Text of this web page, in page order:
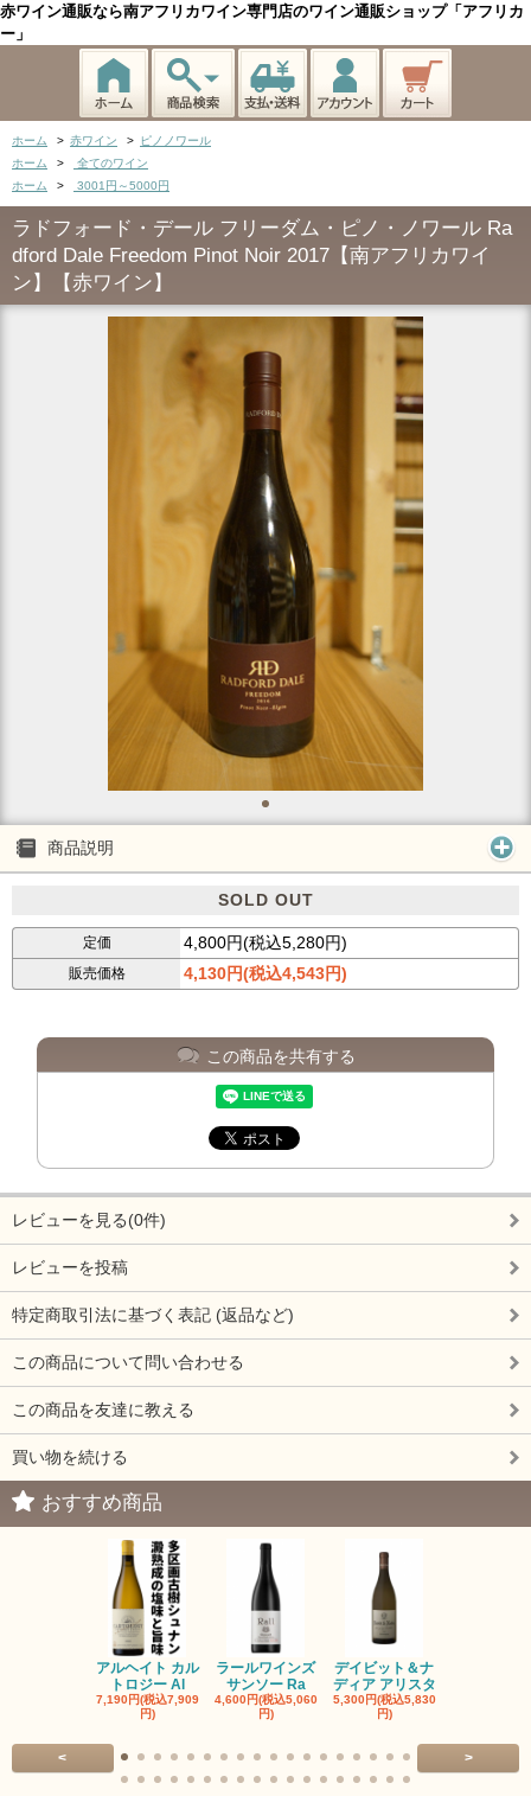
赤ワイン通販なら南アフリカワイン専門店のワイン通販ショップ「アフリカ
ー」
ホーム > 赤ワイン >
ピノノワール
ホーム
>
全てのワイン
ホーム
> 3001円～5000円
ラドフォード・デール フリーダム・ピノ・ノワール Ra
dford Dale Freedom Pinot Noir 2017【南アフリカワイ
ン】【赤ワイン】
商品説明
SOLD OUT
定価 4,800円(税込5,280円)
販売価格 4,130円(税込4,543円)
この商品を共有する
レビューを見る(0件)
レビューを投稿
特定商取引法に基づく表記 (返品など)
この商品について問い合わせる
この商品を友達に教える
買い物を続ける
おすすめ商品
アルヘイト カル
トロジー Al
7,190円(税込7,909
円)
ラールワインズ
サンソー Ra
4,600円(税込5,060
円)
デイビット＆ナ
ディア アリスタ
5,300円(税込5,830
円)
< >